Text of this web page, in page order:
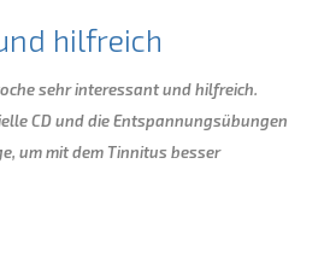
hilfreich
sehr interessant und hilfreich.
CD und die Entspannungsübungen
um mit dem Tinnitus besser